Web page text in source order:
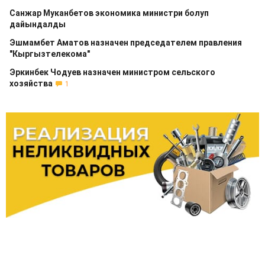
Санжар Муканбетов экономика министри болуп
дайындалды
Эшмамбет Аматов назначен председателем правления
"Кыргызтелекома"
Эркинбек Чодуев назначен министром сельского
хозяйства
1